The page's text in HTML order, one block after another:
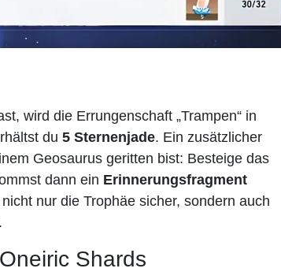
wird die Errungenschaft „Trampen“ in
du 5 Sternenjade. Ein zusätzlicher
Geosaurus geritten bist: Besteige das
dann ein Erinnerungsfragment
nur die Trophäe sicher, sondern auch
Shards